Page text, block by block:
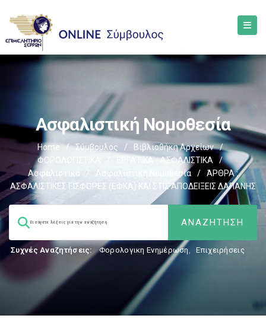
Ασφαλιστική Νομοθεσία
Home / Σύμβουλος / Βιβλιοθήκη Αρχείων
/
ΦΟΡΟΛΟΓΙΣΤΙΚΑ
ΕΡΓΑΤΙΚΑ - ΑΣΦΑΛΙΣΤΙΚΑ
/
Ασφαλιστικά
/ Ασφαλιστική Νομοθεσία /
ΆΡΘΡΑ :
ΑΣΦΑΛΙΣΤΙΚΕΣ ΕΙΣΦΟΡΕΣ (ΕΦΚΑ) ΚΑΙ ΣΤΙΣ ΑΠΟΔΕΙΞΕΙΣ ΔΑΠΑΝΗΣ
Συχνές Αναζητήσεις: Φορολογικη Ενημέρωση, Επιχειρήσεις